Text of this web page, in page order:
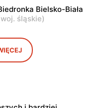
ul. Targowa 24
Biedronka
Bielsko-Biała
woj. śląskie)